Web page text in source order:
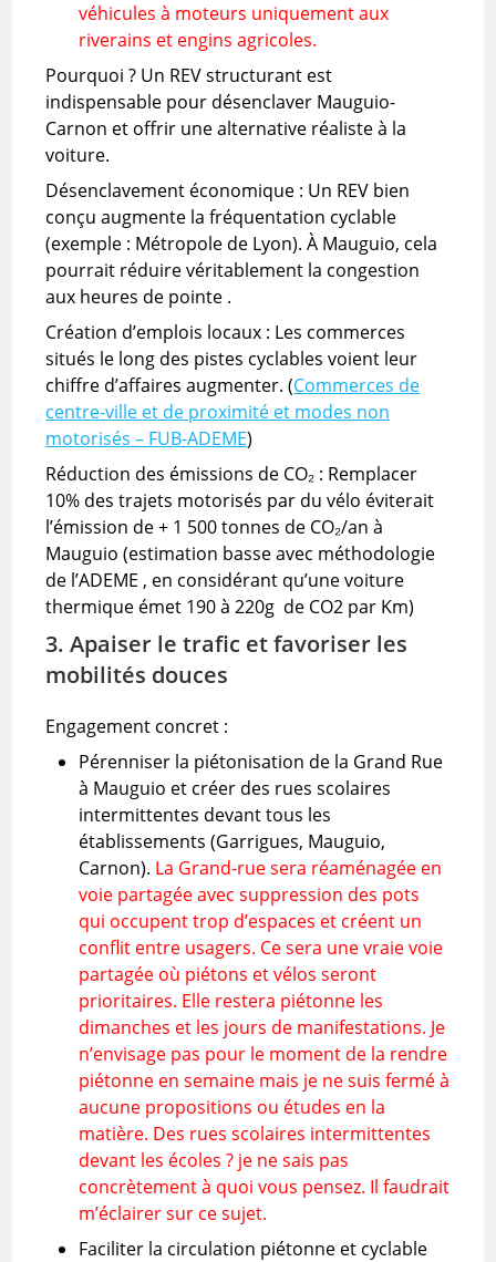
véhicules à moteurs uniquement aux
riverains et engins agricoles.
Pourquoi ? Un REV structurant est
indispensable pour désenclaver Mauguio-
Carnon et offrir une alternative réaliste à la
voiture.
Désenclavement économique : Un REV bien
conçu augmente la fréquentation cyclable
(exemple : Métropole de Lyon). À Mauguio, cela
pourrait réduire véritablement la congestion
aux heures de pointe .
Création d’emplois locaux : Les commerces
situés le long des pistes cyclables voient leur
chiffre d’affaires augmenter. (Commerces de
centre-ville et de proximité et modes non
motorisés – FUB-ADEME)
Réduction des émissions de CO₂ : Remplacer
10% des trajets motorisés par du vélo éviterait
l’émission de + 1 500 tonnes de CO₂/an à
Mauguio (estimation basse avec méthodologie
de l’ADEME , en considérant qu’une voiture
thermique émet 190 à 220g de CO2 par Km)
3. Apaiser le trafic et favoriser les
mobilités douces
Engagement concret :
Pérenniser la piétonisation de la Grand Rue
à Mauguio et créer des rues scolaires
intermittentes devant tous les
établissements (Garrigues, Mauguio,
Carnon). La Grand-rue sera réaménagée en
voie partagée avec suppression des pots
qui occupent trop d’espaces et créent un
conflit entre usagers. Ce sera une vraie voie
partagée où piétons et vélos seront
prioritaires. Elle restera piétonne les
dimanches et les jours de manifestations. Je
n’envisage pas pour le moment de la rendre
piétonne en semaine mais je ne suis fermé à
aucune propositions ou études en la
matière. Des rues scolaires intermittentes
devant les écoles ? je ne sais pas
concrètement à quoi vous pensez. Il faudrait
m’éclairer sur ce sujet.
Faciliter la circulation piétonne et cyclable